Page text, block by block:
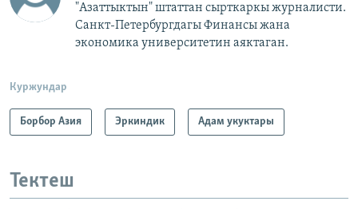
"Азаттыктын" штаттан сырткаркы журналисти.
Санкт-Петербургдагы Финансы жана
экономика университетин аяктаган.
Куржундар
Борбор Азия Эркиндик Адам укуктары
Тектеш